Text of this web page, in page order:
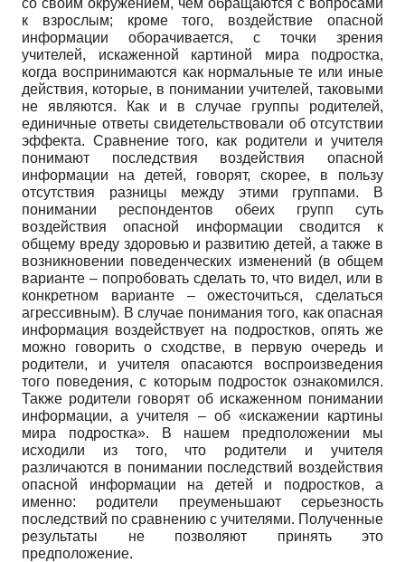
со своим окружением, чем обращаются с вопросами
к взрослым; кроме того, воздействие опасной
информации оборачивается, с точки зрения
учителей, искаженной картиной мира подростка,
когда воспринимаются как нормальные те или иные
действия, которые, в понимании учителей, таковыми
не являются. Как и в случае группы родителей,
единичные ответы свидетельствовали об отсутствии
эффекта. Сравнение того, как родители и учителя
понимают последствия воздействия опасной
информации на детей, говорят, скорее, в пользу
отсутствия разницы между этими группами. В
понимании респондентов обеих групп суть
воздействия опасной информации сводится к
общему вреду здоровью и развитию детей, а также в
возникновении поведенческих изменений (в общем
варианте – попробовать сделать то, что видел, или в
конкретном варианте – ожесточиться, сделаться
агрессивным). В случае понимания того, как опасная
информация воздействует на подростков, опять же
можно говорить о сходстве, в первую очередь и
родители, и учителя опасаются воспроизведения
того поведения, с которым подросток ознакомился.
Также родители говорят об искаженном понимании
информации, а учителя – об «искажении картины
мира подростка». В нашем предположении мы
исходили из того, что родители и учителя
различаются в понимании последствий воздействия
опасной информации на детей и подростков, а
именно: родители преуменьшают серьезность
последствий по сравнению с учителями. Полученные
результаты не позволяют принять это
предположение.